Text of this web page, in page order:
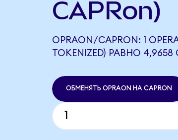
CAPRon)
OPRAON/CAPRON: 1
TOKENIZED) РАВНО 4,9658
ОБМЕНЯТЬ OPRAON НА CAPRON